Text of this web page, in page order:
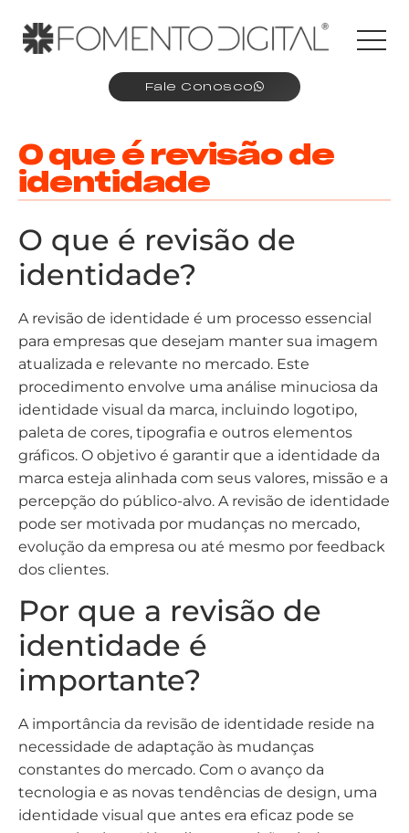
Fale Conosco
O que é revisão de
identidade
O que é revisão de
identidade?
A revisão de identidade é um processo essencial
para empresas que desejam manter sua imagem
atualizada e relevante no mercado. Este
procedimento envolve uma análise minuciosa da
identidade visual da marca, incluindo logotipo,
paleta de cores, tipografia e outros elementos
gráficos. O objetivo é garantir que a identidade da
marca esteja alinhada com seus valores, missão e a
percepção do público-alvo. A revisão de identidade
pode ser motivada por mudanças no mercado,
evolução da empresa ou até mesmo por feedback
dos clientes.
Por que a revisão de
identidade é
importante?
A importância da revisão de identidade reside na
necessidade de adaptação às mudanças
constantes do mercado. Com o avanço da
tecnologia e as novas tendências de design, uma
identidade visual que antes era eficaz pode se